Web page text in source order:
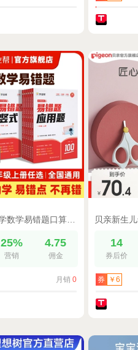
【作业帮】小学数学易错题口算竖式应用题母题详解一二三四五六年级上册人教版口算天天练思维训练数学专项训练同步练习册
25%
营销
4.75
佣金
月销 0
14
券后价
券 ￥6